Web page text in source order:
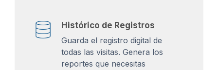
Histórico de Registros
Guarda el registro digital de
todas las visitas. Genera los
reportes que necesitas